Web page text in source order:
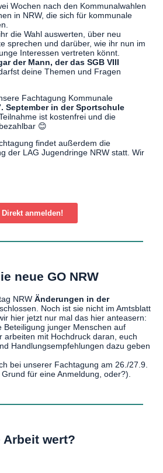
Wochen nach den Kommunalwahlen
in NRW, die sich für kommunale
die Wahl auswerten, über neu
sprechen und darüber, wie ihr nun im
Interessen vertreten könnt.
der Mann, der das SGB VIII
deine Themen und Fragen
Fachtagung Kommunale
September in der Sportschule
Teilnahme ist kostenfrei und die
😊
findet außerdem die
der LAG Jugendringe NRW statt. Wir
Direkt anmelden!
neue GO NRW
NRW Änderungen in der
Noch ist sie nicht im Amtsblatt
hier jetzt nur mal das hier anteasern:
Beteiligung junger Menschen auf
arbeiten mit Hochdruck daran, euch
Handlungsempfehlungen dazu geben
bei unserer Fachtagung am 26./27.9.
für eine Anmeldung, oder?).
Arbeit wert?